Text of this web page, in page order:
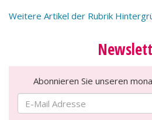
Weitere Artikel der Rubrik
Abonnieren Sie unseren